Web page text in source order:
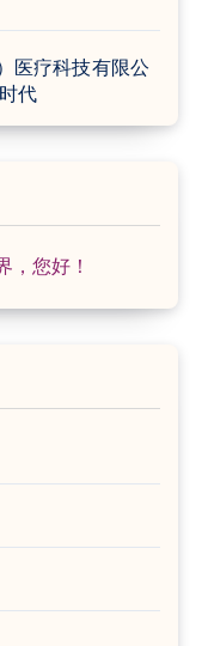
医疗科技有限公
代
，您好！